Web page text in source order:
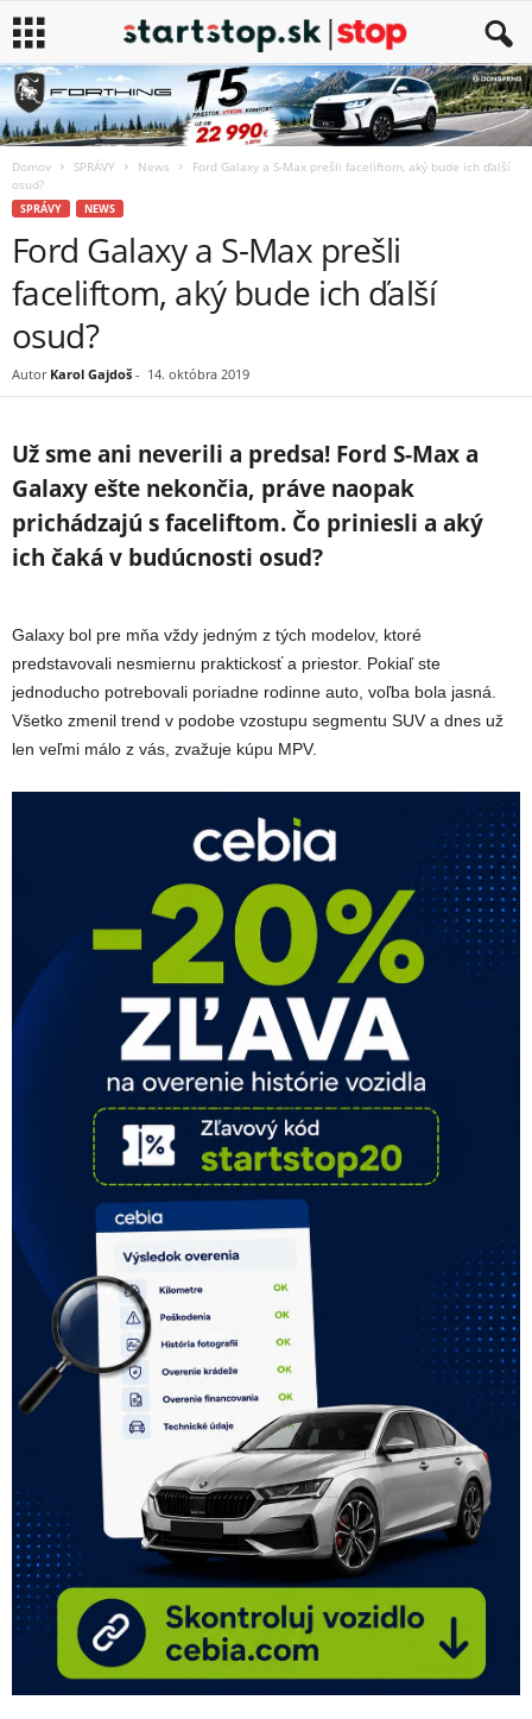
Domov SPRÁVY News
Ford Galaxy a S-Max prešli faceliftom, aký bude ich ďalší
osud?
SPRÁVY NEWS
Ford Galaxy a S-Max prešli
faceliftom, aký bude ich ďalší
osud?
Autor Karol Gajdoš - 14. októbra 2019
Už sme ani neverili a predsa! Ford S-Max a
Galaxy ešte nekončia, práve naopak
prichádzajú s faceliftom. Čo priniesli a aký
ich čaká v budúcnosti osud?
Galaxy bol pre mňa vždy jedným z tých modelov, ktoré
predstavovali nesmiernu praktickosť a priestor. Pokiaľ ste
jednoducho potrebovali poriadne rodinne auto, voľba bola jasná.
Všetko zmenil trend v podobe vzostupu segmentu SUV a dnes už
len veľmi málo z vás, zvažuje kúpu MPV.